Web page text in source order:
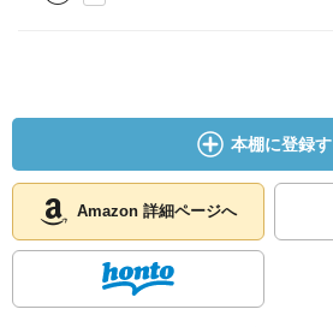
本棚に登録
Amazon 詳細ページへ